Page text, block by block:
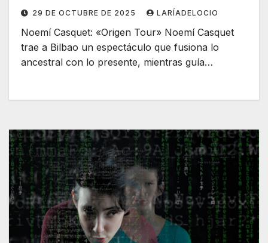
29 DE OCTUBRE DE 2025 LARÍADELOCIO
Noemí Casquet: «Origen Tour» Noemí Casquet
trae a Bilbao un espectáculo que fusiona lo
ancestral con lo presente, mientras guía…